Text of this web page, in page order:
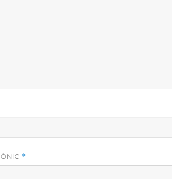
*